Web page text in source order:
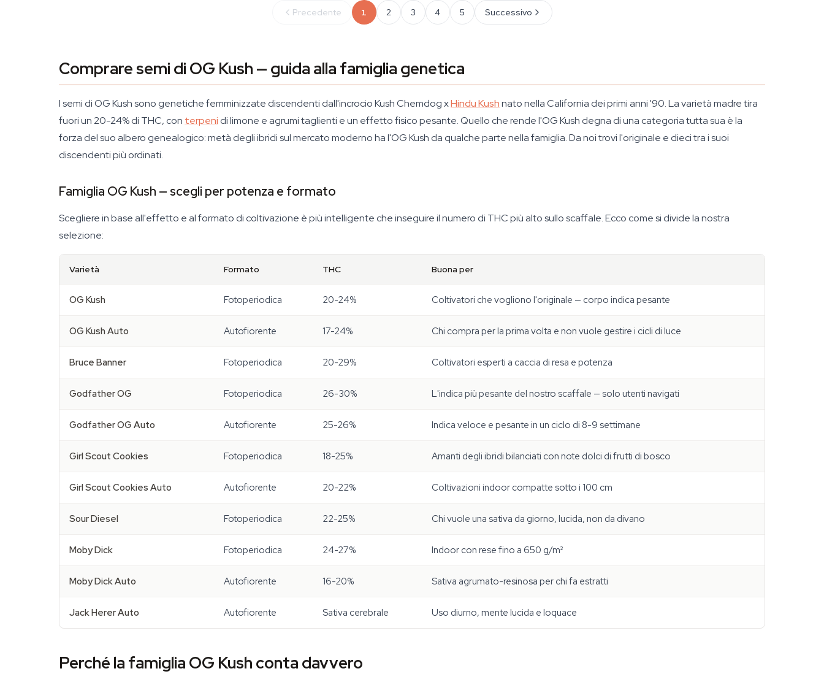
Precedente 1 2 3 4 5 Successivo
Comprare semi di OG Kush — guida alla famiglia genetica
I semi di OG Kush sono genetiche femminizzate discendenti dall'incrocio Kush Chemdog xHindu Kushnato nella California dei primi anni '90. La varietà madre tira
fuori un 20-24% di THC, con terpeni di limone e agrumi taglienti e un effetto fisico pesante. Quello che rende l'OG Kush degna di una categoria tutta sua è la
forza del suo albero genealogico: metà degli ibridi sul mercato moderno ha l'OG Kush da qualche parte nella famiglia. Da noi trovi l'originale e dieci tra i suoi
discendenti più ordinati.
Famiglia OG Kush — scegli per potenza e formato
Scegliere in base all'effetto e al formato di coltivazione è più intelligente che inseguire il numero di THC più alto sullo scaffale. Ecco come si divide la nostra
selezione:
Varietà Formato THC Buona per
OG Kush Fotoperiodica 20-24% Coltivatori che vogliono l'originale — corpo indica pesante
OG Kush Auto Autofiorente 17-24% Chi compra per la prima volta e non vuole gestire i cicli di luce
Bruce Banner Fotoperiodica 20-29% Coltivatori esperti a caccia di resa e potenza
Godfather OG Fotoperiodica 26-30% L'indica più pesante del nostro scaffale — solo utenti navigati
Godfather OG Auto Autofiorente 25-26% Indica veloce e pesante in un ciclo di 8-9 settimane
Girl Scout Cookies Fotoperiodica 18-25% Amanti degli ibridi bilanciati con note dolci di frutti di bosco
Girl Scout Cookies Auto Autofiorente 20-22% Coltivazioni indoor compatte sotto i 100 cm
Sour Diesel Fotoperiodica 22-25% Chi vuole una sativa da giorno, lucida, non da divano
Moby Dick Fotoperiodica 24-27% Indoor con rese fino a 650 g/m²
Moby Dick Auto Autofiorente 16-20% Sativa agrumato-resinosa per chi fa estratti
Jack Herer Auto Autofiorente Sativa cerebrale Uso diurno, mente lucida e loquace
Perché la famiglia OG Kush conta davvero